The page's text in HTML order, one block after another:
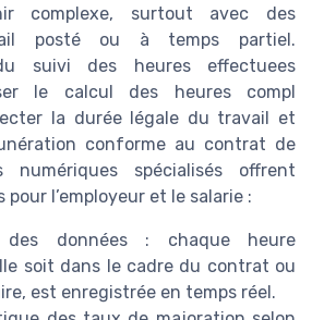
complexe, surtout avec des
posté ou à temps partiel.
du suivi des heures effectuees
le calcul des heures compl
la durée légale du travail et
conforme au contrat de
spécialisés offrent
l’employeur et le salarie :
des données : chaque heure
soit dans le cadre du contrat ou
est enregistrée en temps réel.